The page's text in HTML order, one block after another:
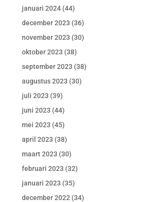
januari 2024(44)
december 2023 (36)
november 2023 (30)
oktober 2023 (38)
september 2023 (38)
augustus 2023 (30)
juli 2023 (39)
juni 2023 (44)
mei 2023 (45)
april 2023 (38)
maart 2023 (30)
februari 2023 (32)
januari 2023 (35)
december 2022 (34)